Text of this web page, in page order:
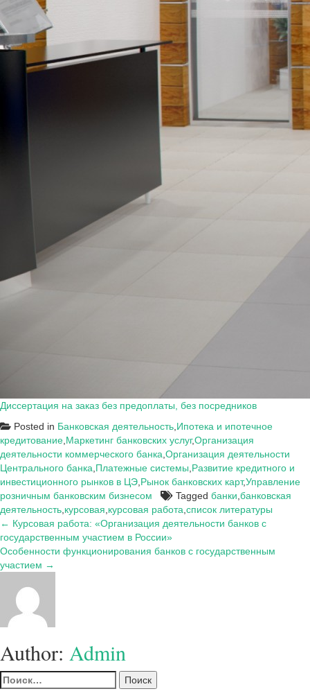
Диссертация на заказ без предоплаты, без посредников
Posted in Банковская деятельность Ипотека и ипотечное
кредитование Маркетинг банковских услуг,Организация
деятельности коммерческого банка Организация деятельности
Центрального банка Платежные системы Развитие кредитного и
инвестиционного рынков в ЦЭ Рынок банковских карт,Управление
розничным банковским бизнесом
Tagged банки банковская
деятельность курсовая курсовая работа список литературы
Навигация
по
записям
← Курсовая работа: «Организация деятельности банков с
государственным участием в России»
Особенности функционирования банков с государственным
участием →
Author: Admin
Найти: